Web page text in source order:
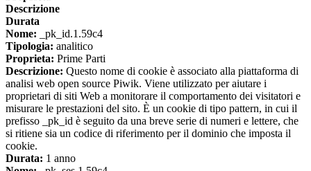
Descrizione
Durata
Nome: _pk_id.1.59c4
Tipologia: analitico
Proprieta: Prime Parti
Descrizione: Questo nome di cookie è associato alla piattaforma di
analisi web open source Piwik. Viene utilizzato per aiutare i
proprietari di siti Web a monitorare il comportamento dei visitatori e
misurare le prestazioni del sito. È un cookie di tipo pattern, in cui il
prefisso _pk_id è seguito da una breve serie di numeri e lettere, che
si ritiene sia un codice di riferimento per il dominio che imposta il
cookie.
Durata: 1 anno